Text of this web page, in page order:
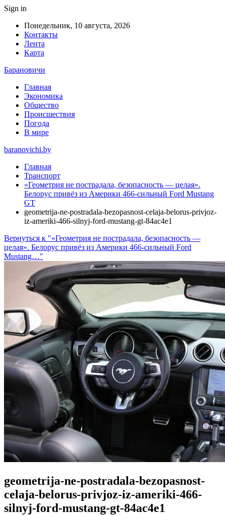
Sign in
Понедельник, 10 августа, 2026
Контакты
Лента
Карта
Барановичи
Главная
Экономика
Общество
Происшествия
Погода
В мире
baranovichi.by
Главная
Транспорт
«Геометрия не пострадала, безопасность — целая».
Белорус привёз из Америки 466-сильный Ford Mustang
GT
geometrija-ne-postradala-bezopasnost-celaja-belorus-privjoz-
iz-ameriki-466-silnyj-ford-mustang-gt-84ac4e1
Вернуться к "«Геометрия не пострадала, безопасность —
целая». Белорус привёз из Америки 466-сильный Ford
Mustang…"
geometrija-ne-postradala-bezopasnost-
celaja-belorus-privjoz-iz-ameriki-466-
silnyj-ford-mustang-gt-84ac4e1